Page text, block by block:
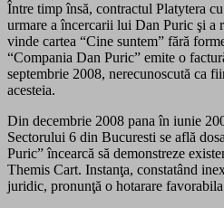
Între timp însă, contractul Platytera
urmare a încercarii lui Dan Puric şi a
vinde cartea “Cine suntem” fără
“Compania Dan Puric” emite o
septembrie 2008, nerecunoscută ca
acesteia.
Din decembrie 2008 pana în iunie
Sectorului 6 din Bucuresti se află
Puric” încearcă să demonstreze
Themis Cart. Instanţa, constatând
juridic, pronunţă o hotarare